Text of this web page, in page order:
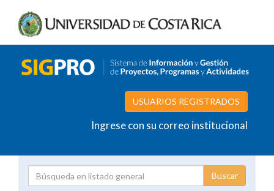
USUARIOS REGISTRADOS
Ingrese con su correo institucional